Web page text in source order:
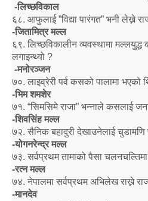
-लिच्छविकाल
६८. आफुलाई”विद्या पारंगत” भनी लेख्ने
-जितामित्र मल्ल
६९. लिच्छविकालीन व्यवस्थामा
लगाइन्थ्यो ?
-मनोरञ्जन
७०. लाइव्रेरी पर्व कसको पालामा भएको
-भिम शमशेर
७१. “सिमसिमे राजा” भन्नाले कसलाई
-शिवसिंह मल्ल
७२. सैनिक बहादुरी देखाउनेलाई
-योगनरेन्द्र मल्ल
७३. सर्वप्रथम तामाको पैसा
-रत्न मल्ल
७४. नेपालमा सर्वप्रथम अभिलेख राख्ने
-मानदेव